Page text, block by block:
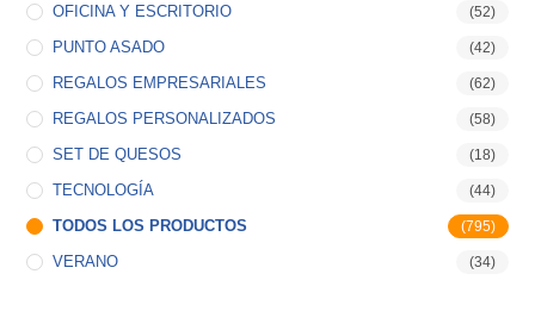
OFICINA Y ESCRITORIO (52)
PUNTO ASADO (42)
REGALOS EMPRESARIALES (62)
REGALOS PERSONALIZADOS (58)
SET DE QUESOS (18)
TECNOLOGÍA (44)
TODOS LOS PRODUCTOS (795)
VERANO (34)